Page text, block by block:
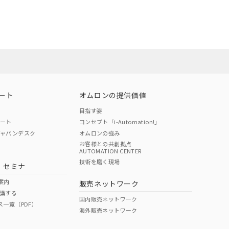
O O
ト
ト
パンデスク
セミナ
内
する
覧（PDF）
オムロンの提供価値
目指す姿
コンセプト「i-Automation!」
オムロンの強み
お客様との共創拠点
AUTOMATION CENTER
技術を磨く現場
販売ネットワーク
国内販売ネットワーク
海外販売ネットワーク